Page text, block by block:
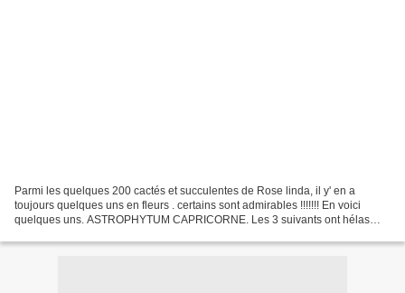
Parmi les quelques 200 cactés et succulentes de Rose linda, il y' en a
toujours quelques uns en fleurs . certains sont admirables !!!!!!! En voici
quelques uns. ASTROPHYTUM CAPRICORNE. Les 3 suivants ont hélas